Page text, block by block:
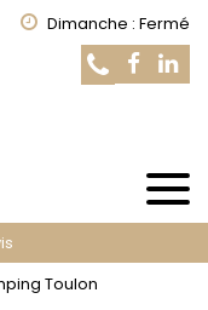
Dimanche : Fermé
Toulon